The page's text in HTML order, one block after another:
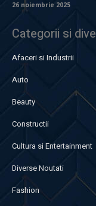
26 noiembrie 2025
Categorii si
Afaceri si Industrii
Auto
Beauty
Constructii
Cultura si Entertainment
Diverse Noutati
Fashion